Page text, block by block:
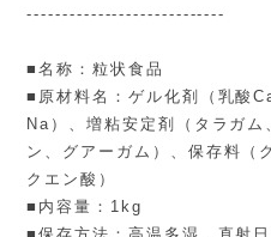
----------------------------
■名称：粒状食品
■原材料名：ゲル化剤（乳酸
Na）、増粘安定剤（タラガ
ン、グアーガム）、保存料（
クエン酸）
■内容量：1kg